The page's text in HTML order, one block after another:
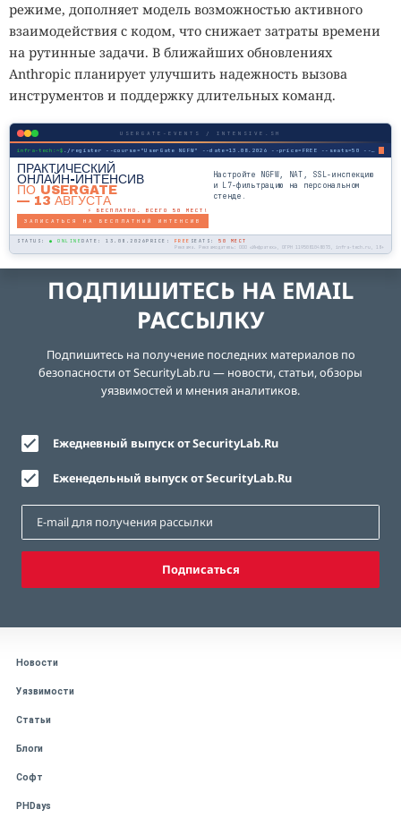
режиме, дополняет модель возможностью активного
взаимодействия с кодом, что снижает затраты времени
на рутинные задачи. В ближайших обновлениях
Anthropic планирует улучшить надежность вызова
инструментов и поддержку длительных команд.
USERGATE-EVENTS / INTENSIVE.SH
infra-tech:~$ ./register --course="UserGate NGFW" --date=13.08.2026 --price=FREE --seats=50 --mode=online
ПРАКТИЧЕСКИЙ
ОНЛАЙН-ИНТЕНСИВ
ПО USERGATE
— 13 АВГУСТА
Настройте NGFW, NAT, SSL-инспекцию
и L7-фильтрацию на персональном
стенде.
⚡ БЕСПЛАТНО. ВСЕГО 50 МЕСТ!
ЗАПИСАТЬСЯ НА БЕСПЛАТНЫЙ ИНТЕНСИВ
STATUS: ● ONLINEDATE: 13.08.2026PRICE: FREE SEATS: 50 МЕСТ
Реклама. Рекламодатель: ООО «Инфратех», ОГРН 1195081048073, infra-tech.ru, 18+
ПОДПИШИТЕСЬ НА EMAIL
РАССЫЛКУ
Подпишитесь на получение последних материалов по
безопасности от SecurityLab.ru — новости, статьи, обзоры
уязвимостей и мнения аналитиков.
Ежедневный выпуск от SecurityLab.Ru
Еженедельный выпуск от SecurityLab.Ru
Подписаться
Новости
Уязвимости
Статьи
Блоги
Софт
PHDays